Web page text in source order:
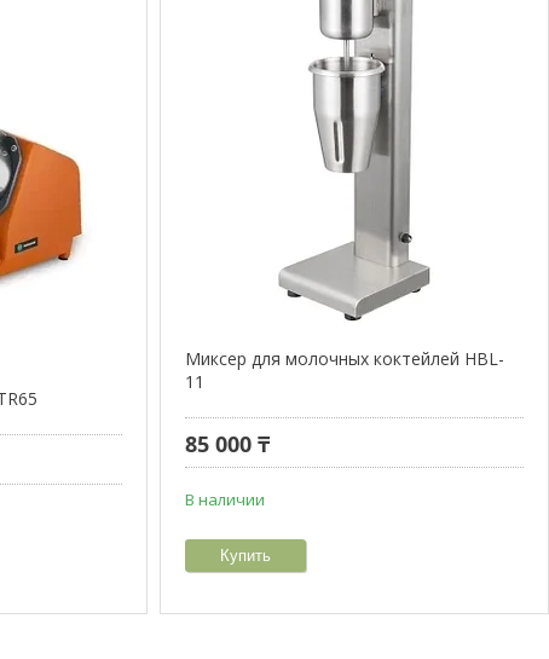
Миксер для молочных коктейлей HBL-
11
85 000 ₸
В наличии
Купить